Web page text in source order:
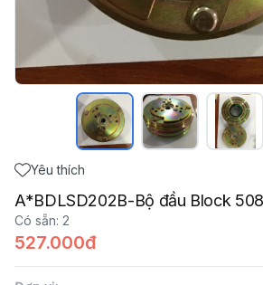
Yêu thích
A*BDLSD202B-Bộ đầu Block
Có sẵn: 2
527.000đ